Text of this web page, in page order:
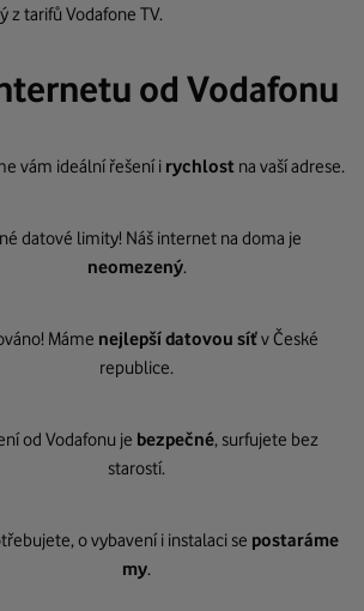
z tarifů Vodafone TV.
od Vodafonu
vám ideální řešení i rychlost na vaší adrese.
datové limity! Náš internet na doma je
neomezený.
Máme nejlepší datovou síťv České
republice.
od Vodafonu je bezpečné, surfujete bez
starostí.
o vybavení i instalaci se postaráme
my.